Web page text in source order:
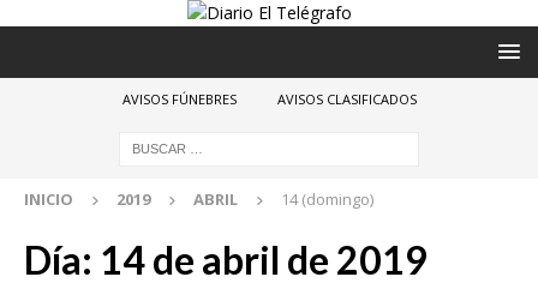
AVISOS FÚNEBRES AVISOS CLASIFICADOS
INICIO 2019 ABRIL 14 (domingo)
Día: 14 de abril de 2019